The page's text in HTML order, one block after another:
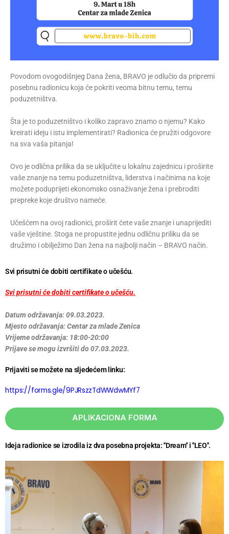
Povodom ovogodišnjeg Dana žena, BRAVO je odlučio da pripremi
posebnu radionicu koja će pokriti veoma bitnu temu, temu
poduzetništva.
Šta je to poduzetništvo i koliko zapravo znamo o njemu? Kako
kreirati ideju i istu implementirati? Radionica će pružiti odgovore
na sva vaša pitanja!
Ovo je odlična prilika da se uključite u lokalnu zajednicu i proširite
vaše znanje na temu poduzetništva, liderstva i načinima na koje
možete poduprijeti ekonomsko osnaživanje žena i prebroditi
prepreke koje društvo nameće.
Učešćem na ovoj radionici, proširit ćete vaše znanje i unaprijediti
vaše vještine. Stoga ne propustite jednu odličnu priliku da se
družimo i obilježimo Dan žena na najbolji način – BRAVO način.
Svi prisutni će dobiti certifikate o učešću.
Svi prisutni će dobiti certifikate o učešću.
Datum održavanja: 09.03.2023.
Mjesto održavanja: Centar za mlade Zenica
Vrijeme održavanja: 18:00-20:00
Prijave se mogu izvršiti do 07.03.2023.
Prijaviti se možete na sljedećem linku:
https://forms.gle/9PJRszzTdWWdwMYf7
APLIKACIONA FORMA
Ideja radionice se izrodila iz dva posebna projekta: ''Dream'' i ''LEO''.